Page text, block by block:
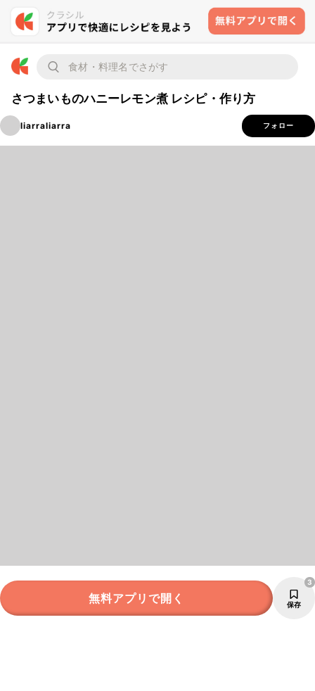
さつまいものハニーレモン煮 レシピ・作り方
liarraliarra フォロー
無料アプリで開く 保存
3